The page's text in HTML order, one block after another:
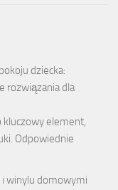
dziecka:
rozwiązania dla
kluczowy element,
Odpowiednie
i winylu domowymi